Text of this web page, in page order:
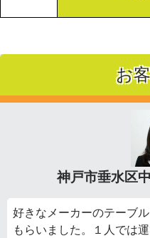
お
神戸市垂水区
好きなメーカーのテーブ
もらいました。１人では